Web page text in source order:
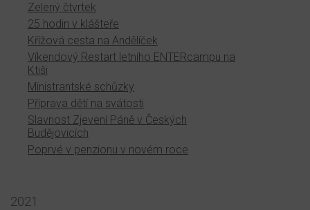
Zelený čtvrtek
25 hodin v klášteře
Křížová cesta na Andělíček
Víkendový Restart letního ENTERcampu na
Ktiši
Ministrantské schůzky
Příprava dětí na svátosti
Slavnost Zjevení Páně v Českých
Budějovicích
Poprvé v penzionu v novém roce
2021